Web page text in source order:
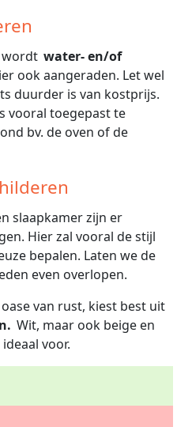
wordt water- en/of
ook aangeraden. Let wel
duurder is van kostprijs.
vooral toegepast te
bv. de oven of de
slaapkamer zijn er
Hier zal vooral de stijl
bepalen. Laten we de
even overlopen.
van rust, kiest best uit
Wit, maar ook beige en
voor.